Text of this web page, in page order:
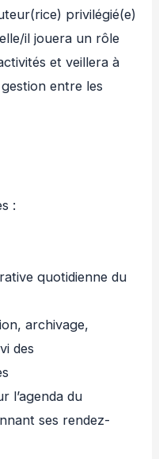
privilégié(e)
il jouera un rôle
et veillera à
entre les
:
quotidienne du
archivage,
des
l’agenda du
ses rendez-